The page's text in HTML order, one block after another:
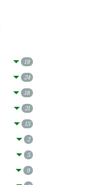
18
24
18
21
15
2
5
9